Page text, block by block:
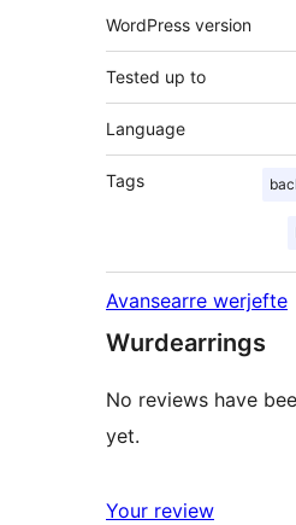
WordPress version
Tested up to
Language
Tags
Avansearre werjefte
Wurdearrings
No reviews have
yet.
Your review